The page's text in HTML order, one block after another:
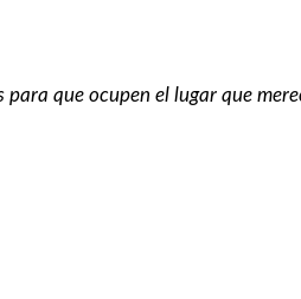
que ocupen el lugar que